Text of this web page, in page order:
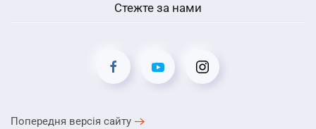
Стежте за нами
Попередня версія сайту